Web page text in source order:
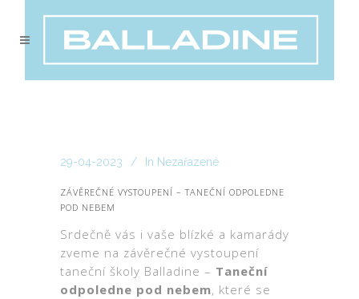
29-04-2023 In Nezařazené
ZÁVĚREČNÉ VYSTOUPENÍ – TANEČNÍ ODPOLEDNE
POD NEBEM
Srdečně vás i vaše blízké a kamarády
zveme na závěrečné vystoupení
taneční školy Balladine – Taneční
odpoledne pod nebem, které se